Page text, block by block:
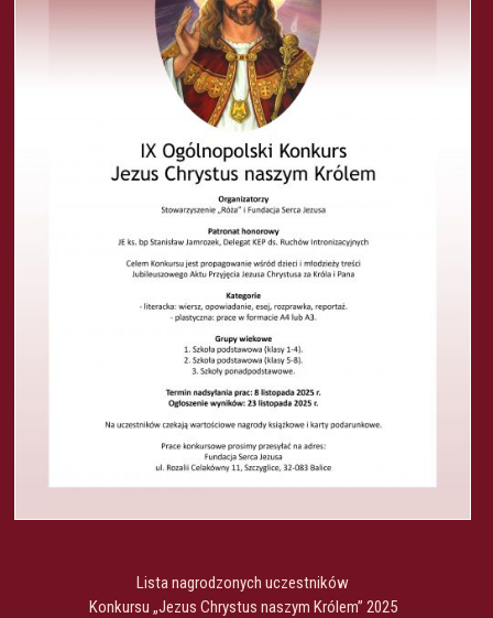
Lista nagrodzonych uczestników
Konkursu „Jezus Chrystus naszym Królem” 2025